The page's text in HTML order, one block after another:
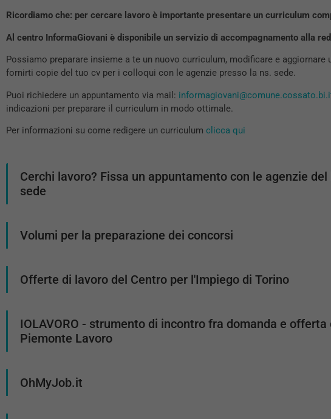
Ricordiamo che: per cercare lavoro è importante presentare un curriculum
Al centro InformaGiovani è disponibile un servizio di accompagnamento alla
Possiamo preparare insieme a te un nuovo curriculum, modificare e
fornirti copie del tuo cv per i colloqui con le agenzie presso la ns. sede.
Puoi richiedere un appuntamento via mail:
indicazioni per preparare il curriculum in modo ottimale.
Per informazioni su come redigere un curriculum clicca qui
Cerchi lavoro? Fissa un appuntamento con le agenzie
sede
Volumi per la preparazione dei concorsi
Offerte di lavoro del Centro per l'Impiego di Torino
IOLAVORO - strumento di incontro fra domanda e
Piemonte Lavoro
OhMyJob.it